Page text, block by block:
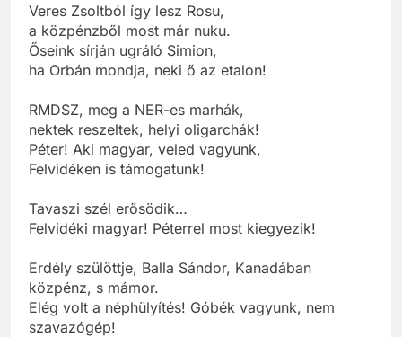
Veres Zsoltból így lesz Rosu,
a közpénzből most már nuku.
Őseink sírján ugráló Simion,
ha Orbán mondja, neki ő az etalon!
RMDSZ, meg a NER-es marhák,
nektek reszeltek, helyi oligarchák!
Péter! Aki magyar, veled vagyunk,
Felvidéken is támogatunk!
Tavaszi szél erősödik…
Felvidéki magyar! Péterrel most kiegyezik!
Erdély szülöttje, Balla Sándor, Kanadában
közpénz, s mámor.
Elég volt a néphülyítés! Góbék vagyunk, nem
szavazógép!